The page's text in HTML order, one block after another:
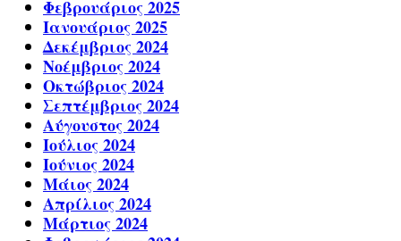
Φεβρουάριος 2025
Ιανουάριος 2025
Δεκέμβριος 2024
Νοέμβριος 2024
Οκτώβριος 2024
Σεπτέμβριος 2024
Αύγουστος 2024
Ιούλιος 2024
Ιούνιος 2024
Μάιος 2024
Απρίλιος 2024
Μάρτιος 2024